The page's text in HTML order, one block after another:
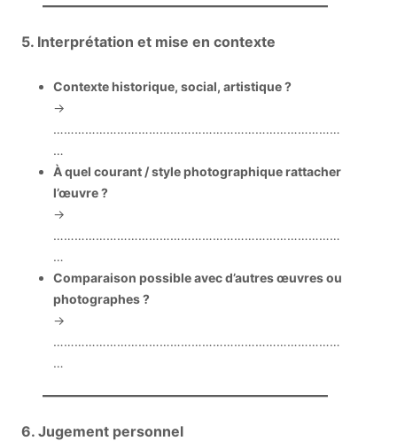
5. Interprétation et mise en contexte
Contexte historique, social, artistique ?
→
………………………………………………………………………
…
À quel courant / style photographique rattacher
l’œuvre ?
→
………………………………………………………………………
…
Comparaison possible avec d’autres œuvres ou
photographes ?
→
………………………………………………………………………
…
6. Jugement personnel